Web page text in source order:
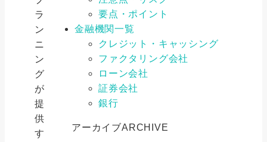
ラ
ン
ニ
ン
グ
が
提
供
す
要点・ポイント
金融機関一覧
クレジット・キャッシング
ファクタリング会社
ローン会社
証券会社
銀行
アーカイブARCHIVE